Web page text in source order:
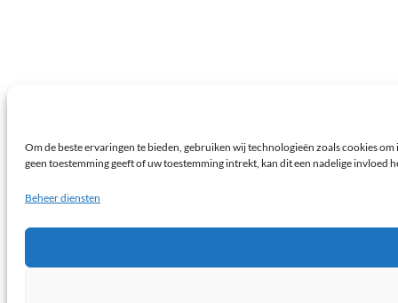
Om de beste ervaringen te bieden, gebruiken wij technologieën zoals cookies
geen toestemming geeft of uw toestemming intrekt, kan dit een nadelige invloed
Beheer diensten